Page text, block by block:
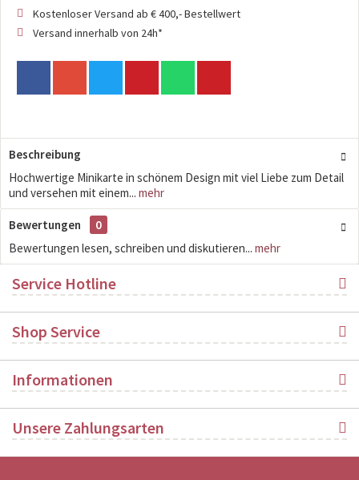
Kostenloser Versand ab € 400,- Bestellwert
Versand innerhalb von 24h*
Beschreibung
Hochwertige Minikarte in schönem Design mit viel Liebe zum Detail
und versehen mit einem... mehr
Bewertungen
0
Bewertungen lesen, schreiben und diskutieren... mehr
Service Hotline
Shop Service
Informationen
Unsere Zahlungsarten